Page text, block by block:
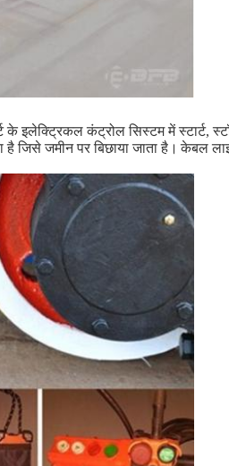
इलेक्ट्रिकल कंट्रोल सिस्टम में स्टार्ट,
जिसे जमीन पर बिछाया जाता है। केबल